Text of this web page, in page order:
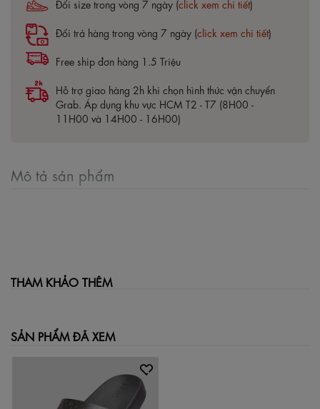
Đổi size trong vòng 7 ngày (click xem chi tiết)
Đổi trả hàng trong vòng 7 ngày (click xem chi tiết)
Free ship đơn hàng 1.5 Triệu
Hỗ trợ giao hàng 2h khi chọn hình thức vận chuyển
Grab. Áp dụng khu vực HCM T2 - T7 (8H00 -
11H00 và 14H00 - 16H00)
Mô tả sản phẩm
THAM KHẢO THÊM
SẢN PHẨM ĐÃ XEM